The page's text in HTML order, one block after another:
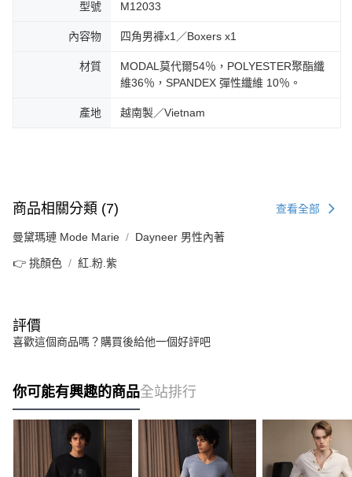
型號 M12033
內容物 四角男褲x1／Boxers x1
材質
MODAL莫代爾54％，POLYESTER聚酯纖
維36％，SPANDEX 彈性纖維 10％。
產地 越南製／Vietnam
商品相關分類 (7) 查看全部
曼黛瑪璉 Mode Marie Dayneer 男性內著
👉 挑顏色 紅.粉.紫
評價
喜歡這個商品嗎？購買後給他一個好評吧
你可能有興趣的商品全站排行